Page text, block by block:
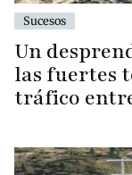
Sucesos
Un
las fuertes
tráfico